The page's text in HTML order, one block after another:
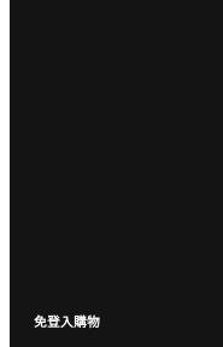
免登入購物